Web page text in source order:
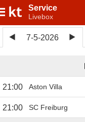
Service
Livebox
7-5-2026
21:00 Aston Villa
21:00 SC Freiburg